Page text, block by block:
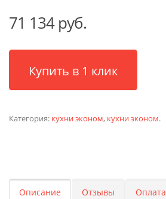
71 134 руб.
Купить в 1 клик
Категория: кухни эконом, кухни эконом.
Описание Отзывы Оплата